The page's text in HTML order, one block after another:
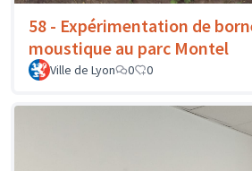
58 - Expérimentation de
moustique au parc Montel
Ville de Lyon 0 0